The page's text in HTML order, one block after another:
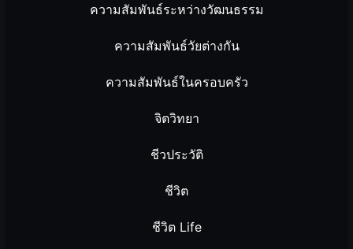
ความสัมพันธ์ระหว่างวัฒนธรรม
ความสัมพันธ์วัยต่างกัน
ความสัมพันธ์ในครอบครัว
จิตวิทยา
ชีวประวัติ
ชีวิต
ชีวิต Life